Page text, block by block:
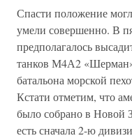
Спасти положение
умели совершенно. В
предполагалось
танков М4А2
батальона морской
Кстати отметим, что
было собрано в Новой
есть сначала 2-ю